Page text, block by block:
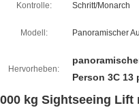
Kontrolle: Schritt/Monarch
Modell: Panoramischer
Hervorheben:
Person 3C 13
kg Sightseeing Lift